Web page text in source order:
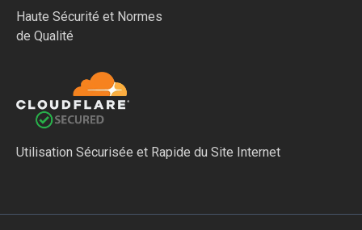
Haute Sécurité et Normes
de Qualité
Utilisation Sécurisée et Rapide du Site Internet